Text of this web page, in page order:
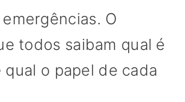
O
todos saibam qual é
o papel de cada